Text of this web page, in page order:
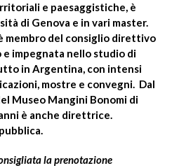
e paesaggistiche, è
di Genova e in vari master.
membro del consiglio direttivo
impegnata nello studio di
in Argentina, con intensi
mostre e convegni. Dal
Museo Mangini Bonomi di
è anche direttrice.
la prenotazione